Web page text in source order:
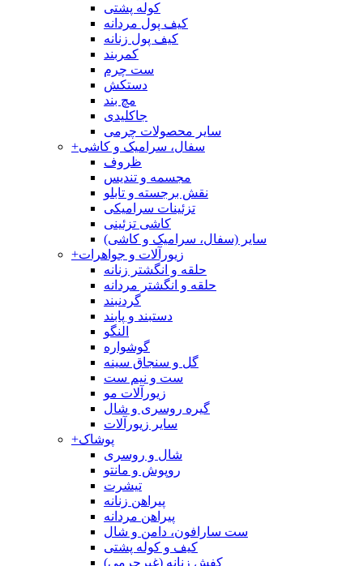
کوله پشتی
کیف پول مردانه
کیف پول زنانه
کمربند
ست چرم
دستکش
مچ بند
جاکلیدی
سایر محصولات چرمی
+سفال، سرامیک و کاشی
ظروف
مجسمه و تندیس
نقش برجسته و تابلو
تزئینات سرامیکی
کاشی تزئینی
سایر (سفال، سرامیک و کاشی)
+زیورآلات و جواهرات
حلقه و انگشتر زنانه
حلقه و انگشتر مردانه
گردنبند
دستبند و پابند
النگو
گوشواره
گل و سنجاق سینه
ست و نیم ست
زیورآلات مو
گیره روسری و شال
سایر زیورآلات
+پوشاک
شال و روسری
روپوش و مانتو
تیشرت
پیراهن زنانه
پیراهن مردانه
ست سارافون، دامن و شال
کیف و کوله پشتی
کفش زنانه (غیرچرمی)